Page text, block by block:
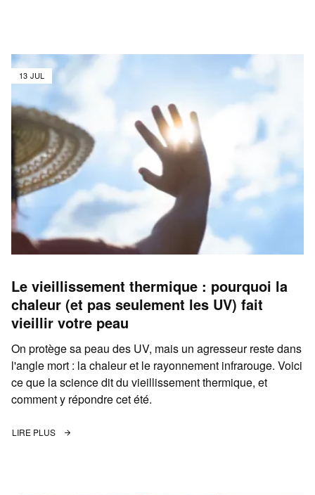
13 JUL
Le vieillissement thermique : pourquoi la
chaleur (et pas seulement les UV) fait
vieillir votre peau
On protège sa peau des UV, mais un agresseur reste dans
l'angle mort : la chaleur et le rayonnement infrarouge. Voici
ce que la science dit du vieillissement thermique, et
comment y répondre cet été.
LIRE PLUS